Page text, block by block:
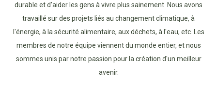
durable et d'aider les gens à vivre plus sainement. Nous avons
travaillé sur des projets liés au changement climatique, à
l'énergie, à la sécurité alimentaire, aux déchets, à l'eau, etc. Les
membres de notre équipe viennent du monde entier, et nous
sommes unis par notre passion pour la création d'un meilleur
avenir.